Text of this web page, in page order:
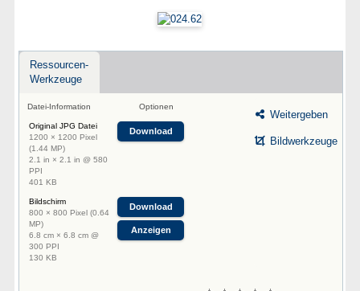
Ressourcen-
Werkzeuge
Datei-Information Optionen
Original JPG Datei
1200 × 1200 Pixel
(1.44 MP)
2.1 in × 2.1 in @ 580
PPI
401 KB
Download
Bildschirm
800 × 800 Pixel (0.64
MP)
6.8 cm × 6.8 cm @
300 PPI
130 KB
Download
Anzeigen
Weitergeben
Bildwerkzeuge